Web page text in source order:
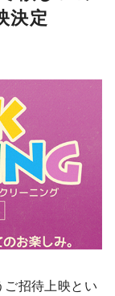
決定
招待上映とい